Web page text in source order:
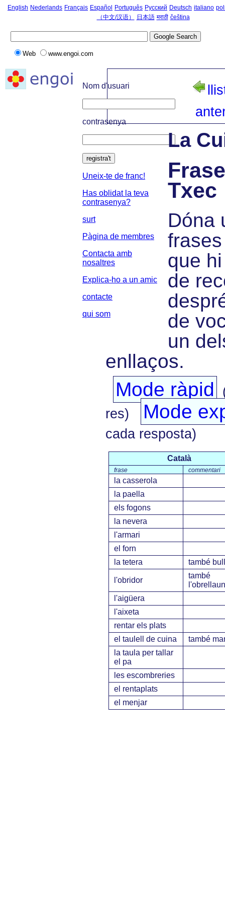
English Nederlands Français Español Português Русский Deutsch italiano
（中文/汉语）
日本語 मराठी čeština
Web www.engoi.com
Nom d'usuari
contrasenya
registra't
Uneix-te de franc!
Has oblidat la teva
contrasenya?
surt
Pàgina de membres
Contacta amb
nosaltres
Explica-ho a un amic
contacte
qui som
La
Txec
Dóna
que
de
de
un
enllaços.
Mode ràpid
res)
Mode
cada resposta)
Català
frase commentari
la casserola
la paella
els fogons
la nevera
l'armari
el forn
la tetera
també
l'obridor
també
l'aigüera
l'aixeta
rentar els plats
el taulell de cuina
també
la taula per tallar
el pa
les escombreries
el rentaplats
el menjar